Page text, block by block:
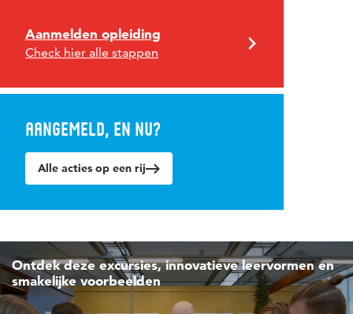
Aanmelden opleiding
Check hier alle stappen
Aangemeld, en nu?
Alle acties op een rij
Ontdek deze excursies, innovatieve leervormen en
smakelijke voorbeelden